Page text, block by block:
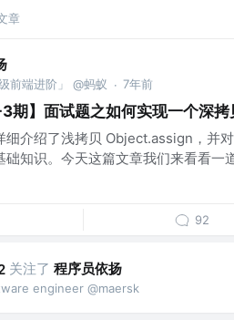
章
前端进阶」 @蚂蚁 · 7年前
3期】面试题之如何实现一个深拷
细介绍了浅拷贝 Object.assign，并
础知识。今天这篇文章我们来看看一
92
关注了 程序员依扬
engineer @maersk